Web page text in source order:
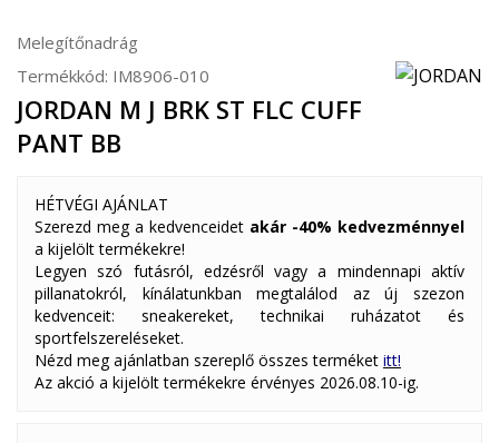
Melegítőnadrág
Termékkód: IM8906-010
JORDAN M J BRK ST FLC CUFF
PANT BB
HÉTVÉGI AJÁNLAT
Szerezd meg a kedvenceidet akár -40% kedvezménnyel
a kijelölt termékekre!
Legyen szó futásról, edzésről vagy a mindennapi aktív
pillanatokról, kínálatunkban megtalálod az új szezon
kedvenceit: sneakereket, technikai ruházatot és
sportfelszereléseket.
Nézd meg ajánlatban szereplő összes terméket itt!
Az akció a kijelölt termékekre érvényes 2026.08.10-ig.